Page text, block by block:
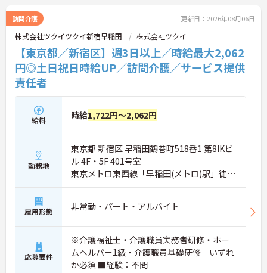
訪問介護 更新日：2026年08月06日
株式会社ツクイツクイ新宿早稲田 株式会社ツクイ
【東京都／新宿区】週3日以上／時給最大2,062
円◎土日祝日時給UP／訪問介護／サービス提供
責任者
給料 時給1,722円～2,062円
勤務地
東京都 新宿区 早稲田鶴巻町518番1 第8IKビ
ル 4F・5F 401号室
東京メトロ東西線「早稲田(メトロ)駅」徒歩
4分
雇用形態 非常勤・パート・アルバイト
応募要件
※介護福祉士・介護職員実務者研修・ホー
ムヘルパー1級・介護職員基礎研修 いずれ
か必須 ■経験：不問